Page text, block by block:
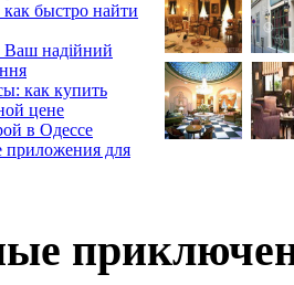
быстро найти
надійний
как купить
цене
в Одессе
для